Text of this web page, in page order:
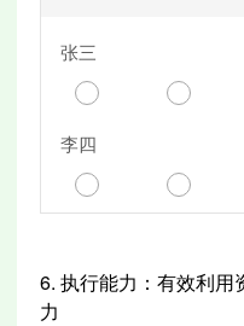
张三
李四
6. 执行能力：有效利用
力